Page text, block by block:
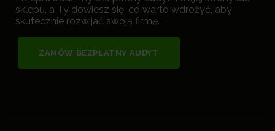
sklepu, a Ty dowiesz się, co warto wdrożyć, aby
skutecznie rozwijać swoją firmę.
ZAMÓW BEZPŁATNY AUDYT